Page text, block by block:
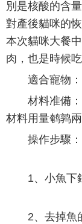
別是核酸的含
對產後貓咪 的
本次貓咪大餐
肉，也是時候
適合寵物
材料准備：
材料用量鹌鹑
操作步驟：
1、 小魚下
2、去掉魚